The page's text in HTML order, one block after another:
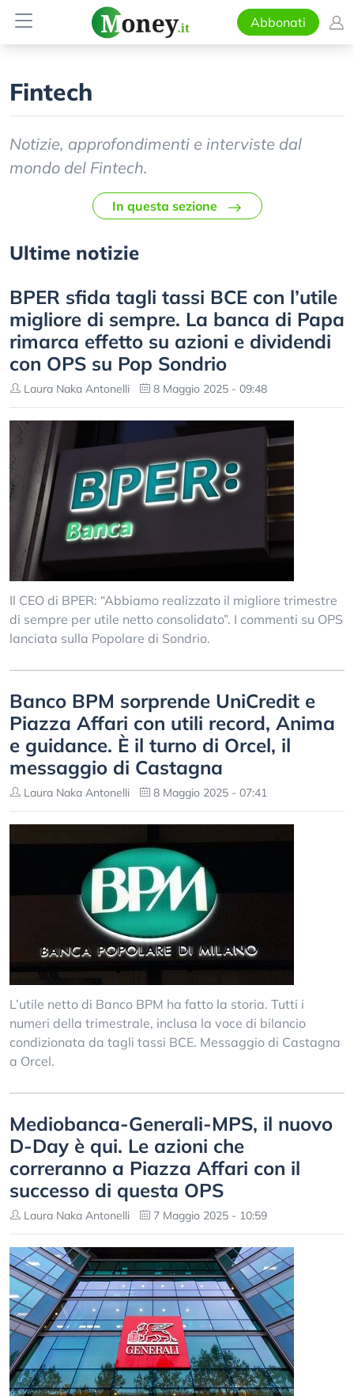
Abbonati
Fintech
Notizie, approfondimenti e interviste dal
mondo del Fintech.
In questa sezione
Ultime notizie
BPER sfida tagli tassi BCE con l’utile
migliore di sempre. La banca di Papa
rimarca effetto su azioni e dividendi
con OPS su Pop Sondrio
Laura Naka Antonelli 8 Maggio 2025 - 09:48
Il CEO di BPER: “Abbiamo realizzato il migliore trimestre
di sempre per utile netto consolidato”. I commenti su OPS
lanciata sulla Popolare di Sondrio.
Banco BPM sorprende UniCredit e
Piazza Affari con utili record, Anima
e guidance. È il turno di Orcel, il
messaggio di Castagna
Laura Naka Antonelli 8 Maggio 2025 - 07:41
L’utile netto di Banco BPM ha fatto la storia. Tutti i
numeri della trimestrale, inclusa la voce di bilancio
condizionata da tagli tassi BCE. Messaggio di Castagna
a Orcel.
Mediobanca-Generali-MPS, il nuovo
D-Day è qui. Le azioni che
correranno a Piazza Affari con il
successo di questa OPS
Laura Naka Antonelli 7 Maggio 2025 - 10:59